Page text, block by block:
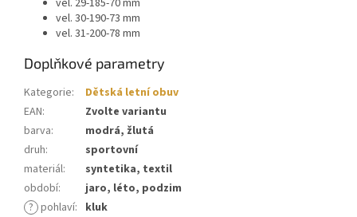
vel. 29-185-70 mm
vel. 30-190-73 mm
vel. 31-200-78 mm
Doplňkové parametry
Kategorie:
Dětská letní obuv
EAN:
Zvolte variantu
barva:
modrá, žlutá
druh:
sportovní
materiál:
syntetika, textil
období:
jaro, léto, podzim
? pohlaví: kluk